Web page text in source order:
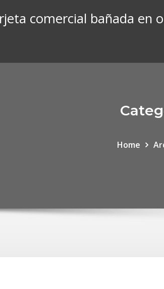
comercial bañada en
Home